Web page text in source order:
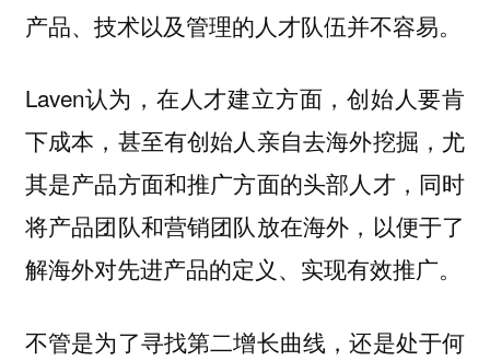
产品、技术以及管理的人才队伍并不容易。
Laven认为，在人才建立方面，创始人要肯
下成本，甚至有创始人亲自去海外挖掘，尤
其是产品方面和推广方面的头部人才，同时
将产品团队和营销团队放在海外，以便于了
解海外对先进产品的定义、实现有效推广。
不管是为了寻找第二增长曲线，还是处于何